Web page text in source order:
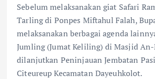
Sebelum melaksanakan giat Safari
Tarling di Ponpes Miftahul Falah,
melaksanakan berbagai agenda
Jumling (Jumat Keliling) di Masjid
dilanjutkan Peninjauan Jembatan
Citeureup Kecamatan Dayeuhkolot.